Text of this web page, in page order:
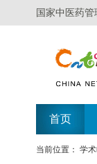
国家中医药
首页
当前位置： 学